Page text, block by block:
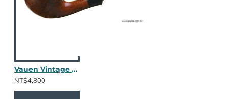
Vauen Vintage 1077
NT$4,800